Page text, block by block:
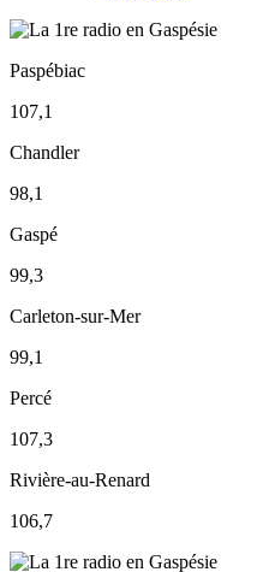
Paspébiac
107,1
Chandler
98,1
Gaspé
99,3
Carleton-sur-Mer
99,1
Percé
107,3
Rivière-au-Renard
106,7